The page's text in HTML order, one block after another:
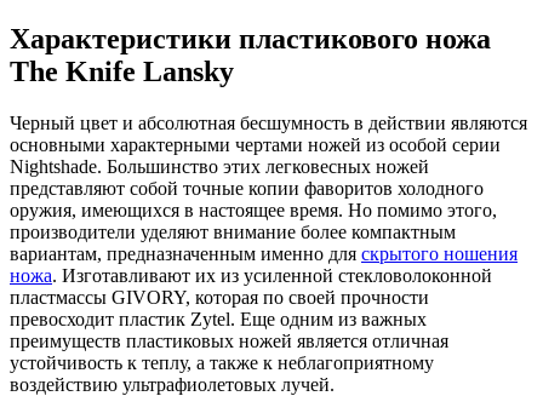
Характеристики пластикового ножа
The Knife Lansky
Черный цвет и абсолютная бесшумность в действии являются
основными характерными чертами ножей из особой серии
Nightshade. Большинство этих легковесных ножей
представляют собой точные копии фаворитов холодного
оружия, имеющихся в настоящее время. Но помимо этого,
производители уделяют внимание более компактным
вариантам, предназначенным именно для скрытого ношения
ножа. Изготавливают их из усиленной стекловолоконной
пластмассы GIVORY, которая по своей прочности
превосходит пластик Zytel. Еще одним из важных
преимуществ пластиковых ножей является отличная
устойчивость к теплу, а также к неблагоприятному
воздействию ультрафиолетовых лучей.